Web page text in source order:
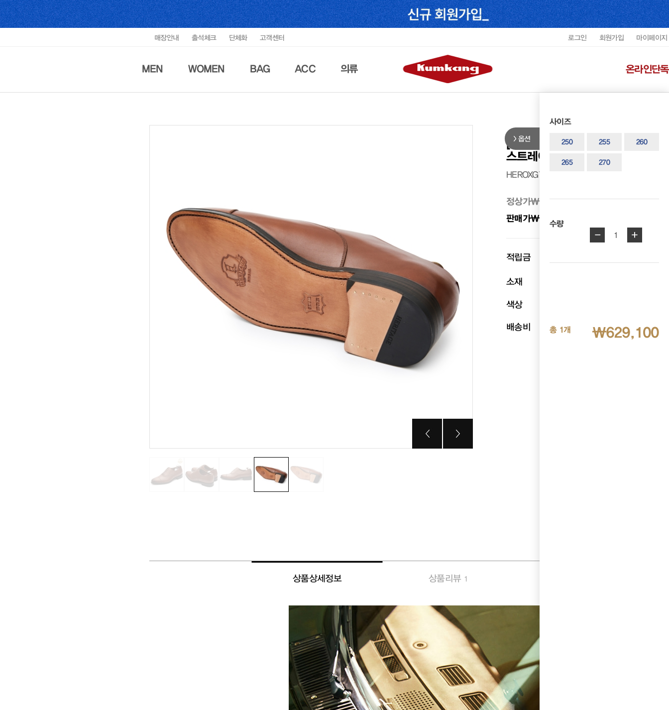
매장안내 출석체크 단체화 고객센터 로그인 회원가입 마이페이지
MEN WOMEN BAG ACC 의류 온라인단독
옵션
사이즈
250 255 260
265 270
수량
- 1 +
총 1개 ₩629,100
[HERITAGE 7]헤리티지 남성 맨
스트레이트 팁 HEROXG7001C3
HEROXG7001C3
정상가₩ 699,000
판매가₩ 629,100
적립금
소재
색상
배송비 무료배송
상품상세정보 상품리뷰 1